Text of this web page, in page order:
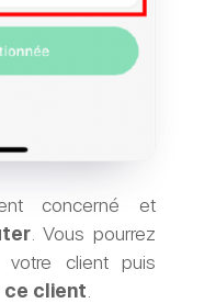
concerné et
. Vous pourrez
votre client puis
ce client